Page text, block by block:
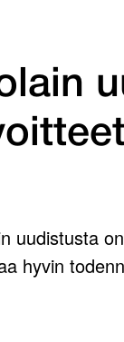
uudistusta
hyvin